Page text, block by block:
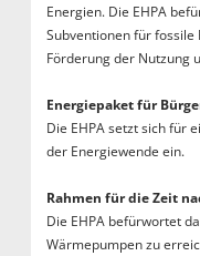
Energien. Die EHPA
Subventionen für
Förderung der Nutzung
Energiepaket für
Die EHPA setzt sich für
der Energiewende ein.
Rahmen für die Zeit
Die EHPA befürwortet
Wärmepumpen zu